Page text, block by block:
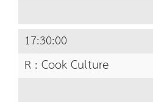
17:30:00
R : Cook Culture